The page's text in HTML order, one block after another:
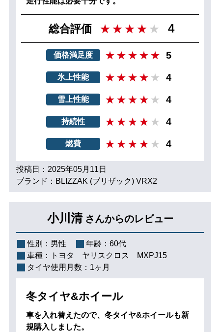
総合評価 4
価格満足度 5
氷上性能 4
雪上性能 4
持続性 4
燃費 4
投稿日：2025年05月11日
ブランド：BLIZZAK (ブリザック) VRX2
小川清 さんからのレビュー
性別： 男性 年齢： 60代
車種：
トヨタ ヤリスクロス MXPJ15
タイヤ使用月数： 1ヶ月
冬タイヤ&ホイール
車を入れ替えたので、冬タイヤ&ホイールも新
規購入しました。